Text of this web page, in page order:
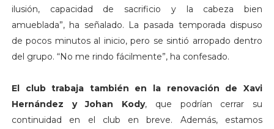
ilusión, capacidad de sacrificio y la cabeza bien
amueblada”, ha señalado. La pasada temporada dispuso
de pocos minutos al inicio, pero se sintió arropado dentro
del grupo. “No me rindo fácilmente”, ha confesado.
El club trabaja también en la renovación de Xavi
Hernández y Johan Kody, que podrían cerrar su
continuidad en el club en breve. Además, estamos